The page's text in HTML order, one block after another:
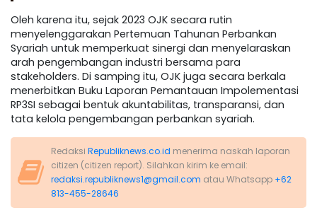
Oleh karena itu, sejak 2023 OJK secara rutin
menyelenggarakan Pertemuan Tahunan Perbankan
Syariah untuk memperkuat sinergi dan menyelaraskan
arah pengembangan industri bersama para
stakeholders. Di samping itu, OJK juga secara berkala
menerbitkan Buku Laporan Pemantauan Impolementasi
RP3SI sebagai bentuk akuntabilitas, transparansi, dan
tata kelola pengembangan perbankan syariah.
Redaksi Republiknews.co.id menerima naskah laporan
citizen (citizen report). Silahkan kirim ke email:
redaksi.republiknews1@gmail.com atau Whatsapp +62
813-455-28646